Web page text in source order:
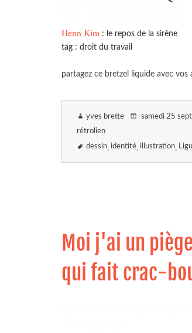
Henn Kim : le repos de la sirène
tag : droit du travail
partagez ce bretzel liquide avec vos
yves brette samedi 25
rétrolien
dessin identité illustration
Moi j'ai un
qui fait crac-